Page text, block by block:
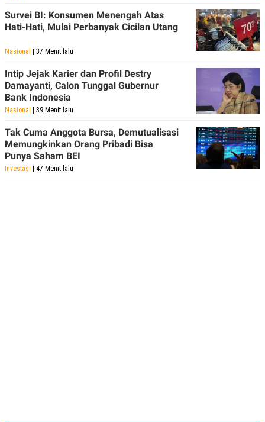
Survei BI: Konsumen Menengah Atas
Hati-Hati, Mulai Perbanyak Cicilan Utang
Nasional | 37 Menit lalu
Intip Jejak Karier dan Profil Destry
Damayanti, Calon Tunggal Gubernur
Bank Indonesia
Nasional | 39 Menit lalu
Tak Cuma Anggota Bursa, Demutualisasi
Memungkinkan Orang Pribadi Bisa
Punya Saham BEI
Investasi | 47 Menit lalu